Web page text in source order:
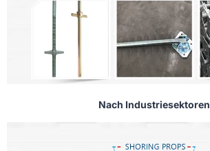
Nach Industriesektoren